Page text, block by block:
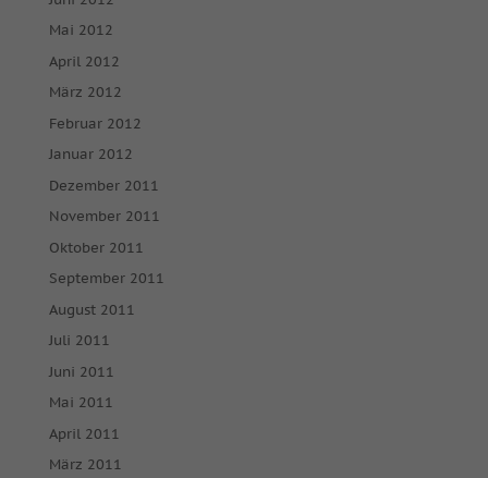
Mai 2012
April 2012
März 2012
Februar 2012
Januar 2012
Dezember 2011
November 2011
Oktober 2011
September 2011
August 2011
Juli 2011
Juni 2011
Mai 2011
April 2011
März 2011